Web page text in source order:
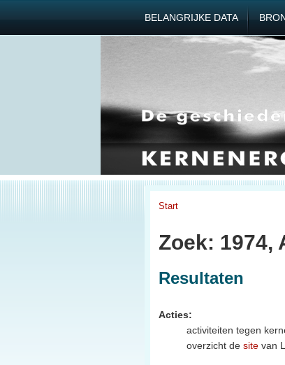
BELANGRIJKE DATA
Start
Zoek: 1974,
Resultaten
Acties:
activiteiten tegen
overzicht de site van